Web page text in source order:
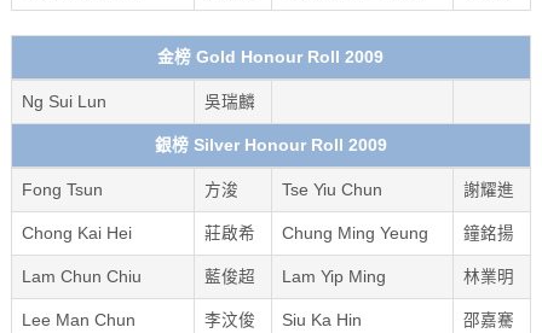
金榜 Gold Honour Roll 2009
Ng Sui Lun 吳瑞麟
銀榜 Silver Honour Roll 2009
Fong Tsun 方浚 Tse Yiu Chun 謝耀進
Chong Kai Hei 莊啟希 Chung Ming Yeung 鐘銘揚
Lam Chun Chiu 藍俊超 Lam Yip Ming 林業明
Lee Man Chun 李汶俊 Siu Ka Hin 邵嘉騫